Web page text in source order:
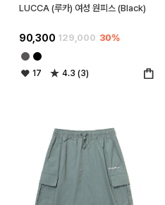
LUCCA (루카) 여성 원피스 (Black)
90,300 129,000 30%
17 4.3 (3)